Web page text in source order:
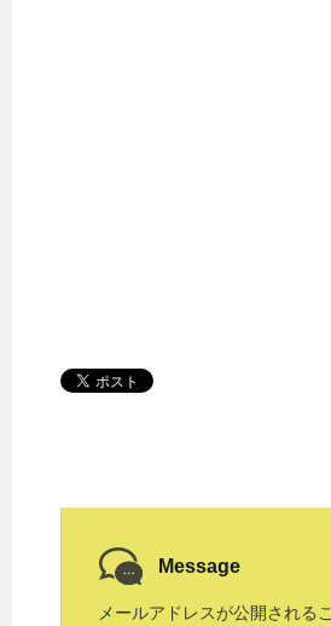
Message
メールアドレスが公開される